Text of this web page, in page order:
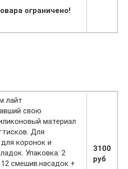
ограничено!
лайт
свою
материал
Для
коронок и
Упаковка: 2
смешив.насадок +
3100
руб